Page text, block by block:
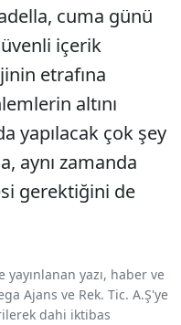
cuma günü
içerik
etrafına
altını
yapılacak çok şey
aynı zamanda
gerektiğini de
yazı, haber ve
Ajans ve Rek. Tic. A.Ş'ye
dahi iktibas